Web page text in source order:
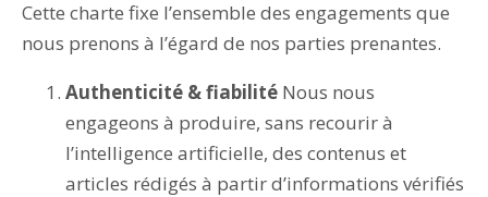
Cette charte fixe l’ensemble des engagements que
nous prenons à l’égard de nos parties prenantes.
Authenticité & fiabilité Nous nous
engageons à produire, sans recourir à
l’intelligence artificielle, des contenus et
articles rédigés à partir d’informations vérifiés